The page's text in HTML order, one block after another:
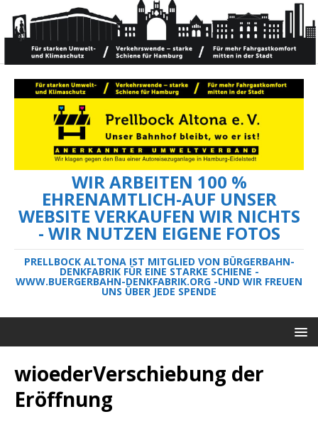
WIR ARBEITEN 100 %
EHRENAMTLICH-AUF UNSER
WEBSITE VERKAUFEN WIR NICHTS
- WIR NUTZEN EIGENE FOTOS
PRELLBOCK ALTONA IST MITGLIED VON BÜRGERBAHN-
DENKFABRIK FÜR EINE STARKE SCHIENE -
WWW.BUERGERBAHN-DENKFABRIK.ORG -UND WIR FREUEN
UNS ÜBER JEDE SPENDE
wioederVerschiebung der
Eröffnung